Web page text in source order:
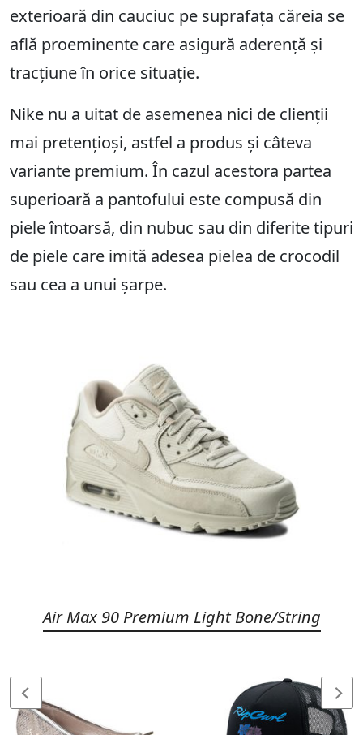
exterioară din cauciuc pe suprafața căreia se
află proeminente care asigură aderență și
tracțiune în orice situație.
Nike nu a uitat de asemenea nici de clienții
mai pretențioși, astfel a produs și câteva
variante premium. În cazul acestora partea
superioară a pantofului este compusă din
piele întoarsă, din nubuc sau din diferite tipuri
de piele care imită adesea pielea de crocodil
sau cea a unui șarpe.
Air Max 90 Premium Light Bone/String